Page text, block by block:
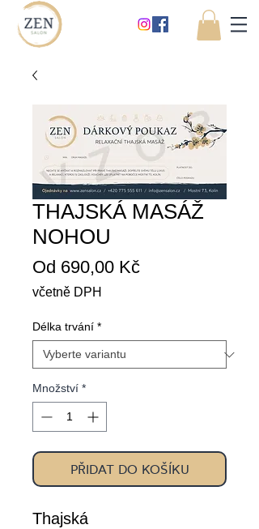
THAJSKÁ MASÁŽ
NOHOU
Od 690,00 KčZvýhodněná
včetně DPH
Délka trvání *
Množství *
PŘIDAT DO KOŠÍKU
Thajská